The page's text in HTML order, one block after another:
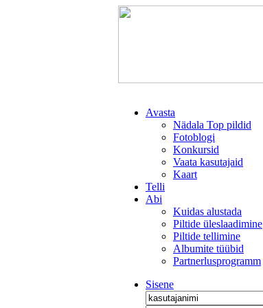
Avasta
Nädala Top pildid
Fotoblogi
Konkursid
Vaata kasutajaid
Kaart
Telli
Abi
Kuidas alustada
Piltide üleslaadimine
Piltide tellimine
Albumite tüübid
Partnerlusprogramm
Sisene